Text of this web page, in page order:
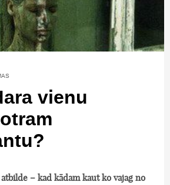
vienu
– kad kādam kaut ko vajag no